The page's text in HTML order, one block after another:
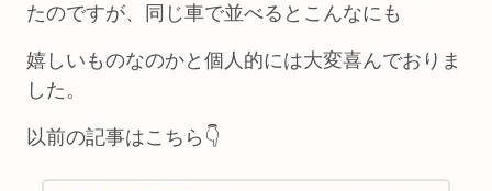
たのですが、同じ車で並べるとこんなにも
嬉しいものなのかと個人的には大変喜んでおりま
した。
以前の記事はこちら👇